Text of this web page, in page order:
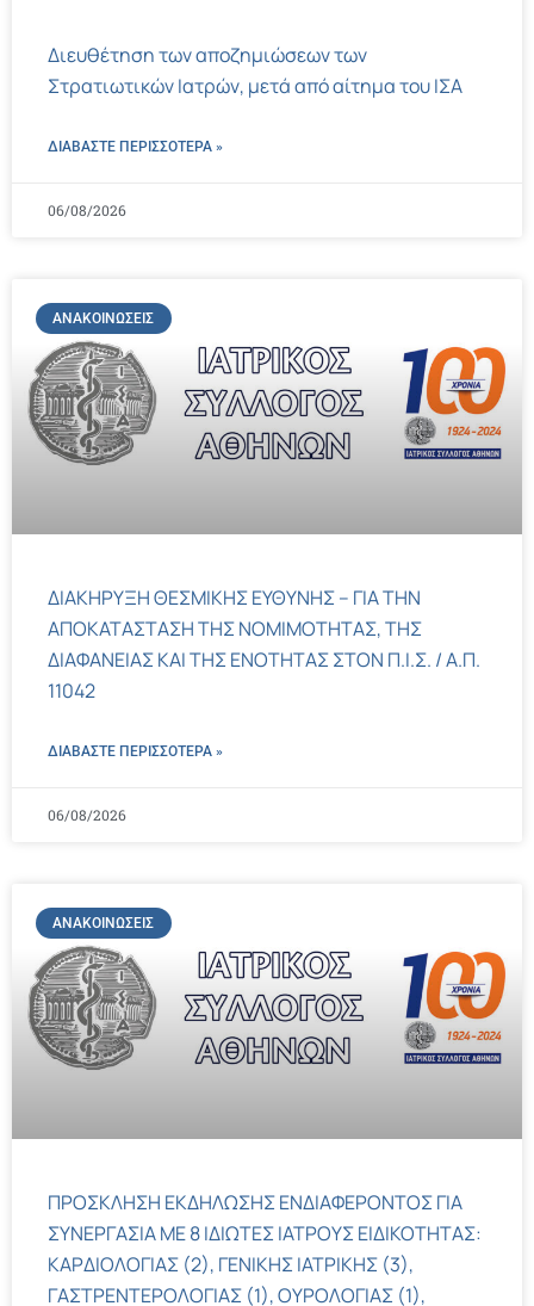
Διευθέτηση των αποζημιώσεων των
Στρατιωτικών Ιατρών, μετά από αίτημα του ΙΣΑ
ΔΙΑΒΑΣΤΕ ΠΕΡΙΣΣΌΤΕΡΑ »
06/08/2026
ΑΝΑΚΟΙΝΏΣΕΙΣ
ΔΙΑΚΗΡΥΞΗ ΘΕΣΜΙΚΗΣ ΕΥΘΥΝΗΣ – ΓΙΑ ΤΗΝ
ΑΠΟΚΑΤΑΣΤΑΣΗ ΤΗΣ ΝΟΜΙΜΟΤΗΤΑΣ, ΤΗΣ
ΔΙΑΦΑΝΕΙΑΣ ΚΑΙ ΤΗΣ ΕΝΟΤΗΤΑΣ ΣΤΟΝ Π.Ι.Σ. / Α.Π.
11042
ΔΙΑΒΑΣΤΕ ΠΕΡΙΣΣΌΤΕΡΑ »
06/08/2026
ΑΝΑΚΟΙΝΏΣΕΙΣ
ΠΡΟΣΚΛΗΣΗ ΕΚΔΗΛΩΣΗΣ ΕΝΔΙΑΦΕΡΟΝΤΟΣ ΓΙΑ
ΣΥΝΕΡΓΑΣΙΑ ΜΕ 8 ΙΔΙΩΤΕΣ ΙΑΤΡΟΥΣ ΕΙΔΙΚΟΤΗΤΑΣ:
ΚΑΡΔΙΟΛΟΓΙΑΣ (2), ΓΕΝΙΚΗΣ ΙΑΤΡΙΚΗΣ (3),
ΓΑΣΤΡΕΝΤΕΡΟΛΟΓΙΑΣ (1), ΟΥΡΟΛΟΓΙΑΣ (1),